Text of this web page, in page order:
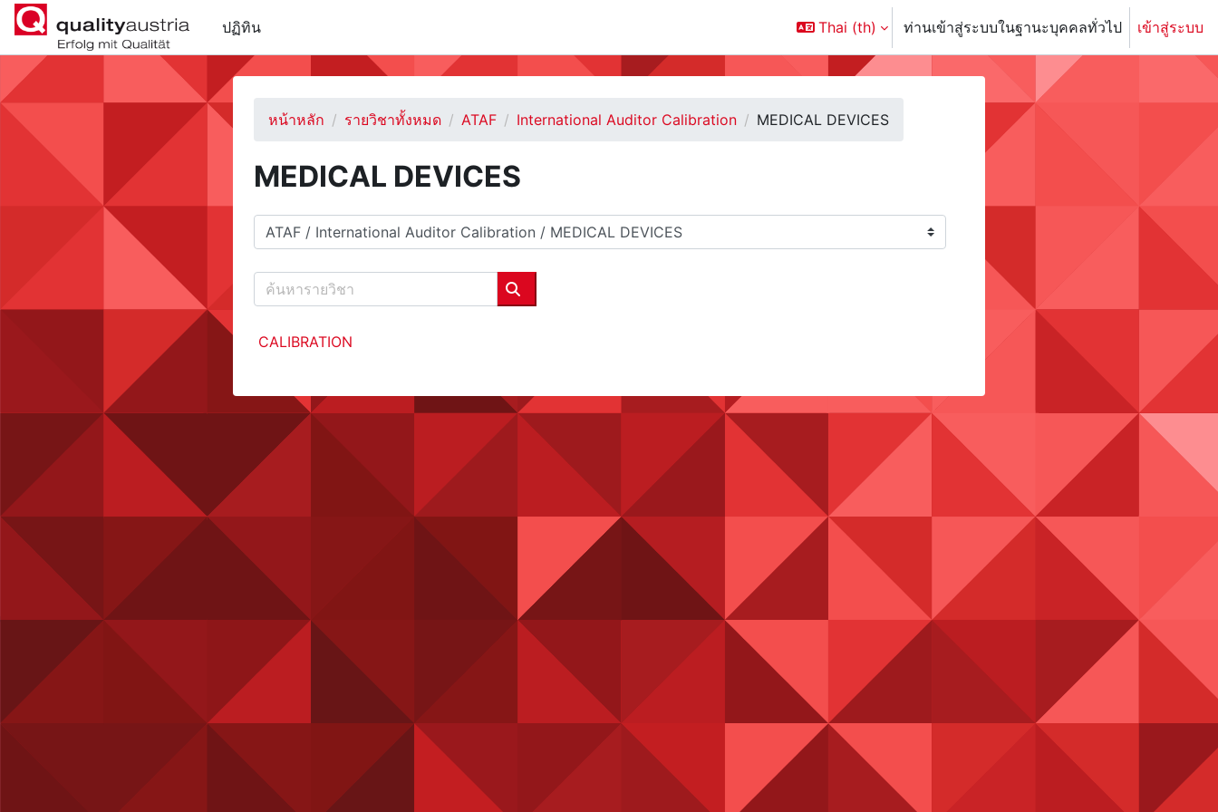
ข้ามไปที่เนื้อหาหลัก
ปฏิทิน
Thai ‎(th)‎ ท่านเข้าสู่ระบบในฐานะบุคคลทั่วไป เข้าสู่ระบบ
หน้าหลัก รายวิชาทั้งหมด ATAF International Auditor Calibration MEDICAL DEVICES
MEDICAL DEVICES
ประเภทของรายวิชา
ค้นหารายวิชา
ค้นหารายวิชา
CALIBRATION